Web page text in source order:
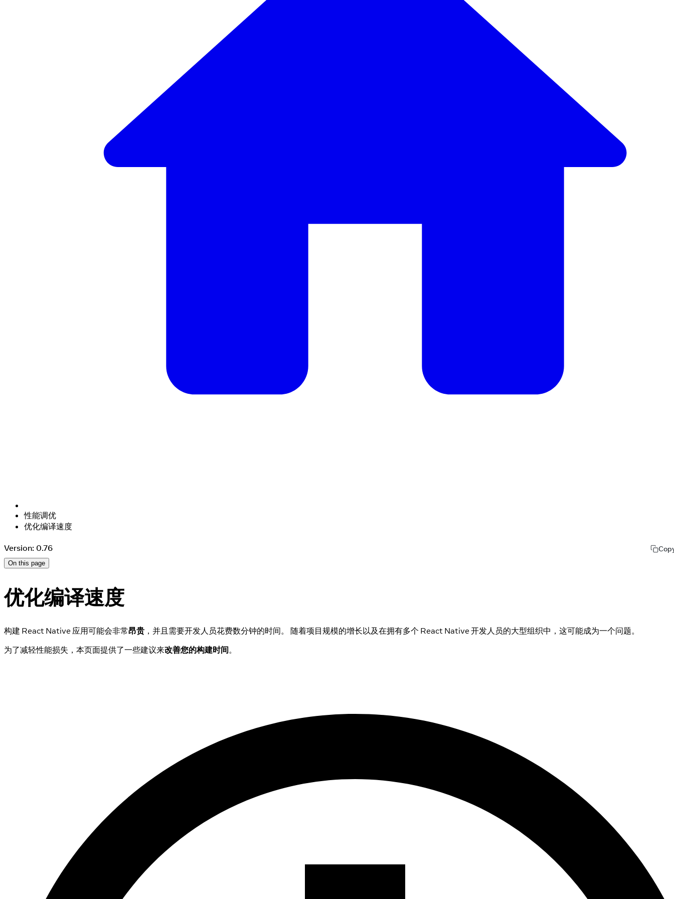
性能调优
优化编译速度
Version: 0.76
On this page
优化编译速度
构建 React Native 应用可能会非常昂贵 ，并且需要开发人员花费数分钟的时间。 随着项目规模的增长以及在拥有多个 React Native 开发人员的大型组织中，这可能成为一个问题。
为了减轻性能损失，本页面提供了一些建议来改善您的构建时间。